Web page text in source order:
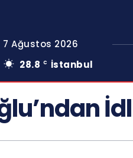
7 Ağustos 2026
28.8 C İstanbul